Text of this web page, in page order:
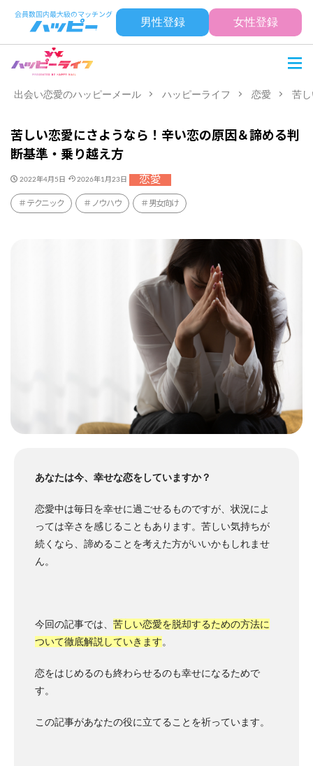
男性登録 女性登録
出会い恋愛のハッピーメール ハッピーライフ 恋愛 苦
苦しい恋愛にさようなら！辛い恋の原因＆諦める判
断基準・乗り越え方
2022年4月5日 2026年1月23日 恋愛
テクニック ノウハウ 男女向け
あなたは今、幸せな恋をしていますか？
恋愛中は毎日を幸せに過ごせるものですが、状況によ
っては辛さを感じることもあります。苦しい気持ちが
続くなら、諦めることを考えた方がいいかもしれませ
ん。
今回の記事では、 苦しい恋愛を脱却するための方法に
ついて徹底解説していきます。
恋をはじめるのも終わらせるのも幸せになるためで
す。
この記事があなたの役に立てることを祈っています。